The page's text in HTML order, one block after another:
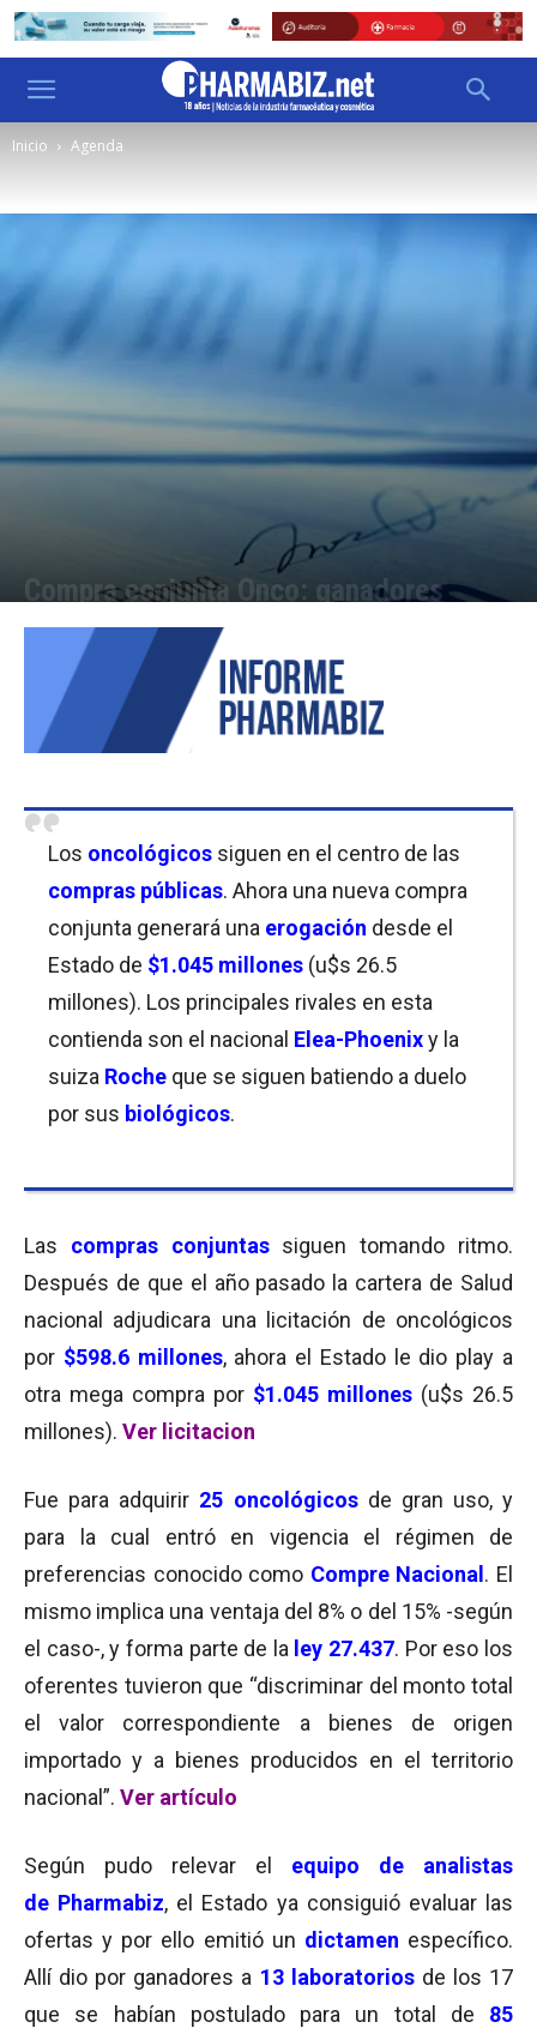
Inicio Agenda
Compra conjunta Onco: ganadores
Por Cristina Kroll / Florencia Costas / Javier Bartolomeo / Cecilia Godoy
18/02/2019 15:15
Los oncológicos siguen en el centro de las
compras públicas. Ahora una nueva compra
conjunta generará una erogación desde el
Estado de $1.045 millones (u$s 26.5
millones). Los principales rivales en esta
contienda son el nacional Elea-Phoenixy la
suiza Roche que se siguen batiendo a duelo
por sus biológicos.
Las compras conjuntassiguen tomando ritmo.
Después de que el año pasado la cartera de Salud
nacional adjudicara una licitación de oncológicos
por $598.6 millones, ahora el Estado le dio play a
otra mega compra por $1.045 millones (u$s 26.5
millones). Ver licitacion
Fue para adquirir 25 oncológicosde gran uso, y
para la cual entró en vigencia el régimen de
preferencias conocido como Compre Nacional . El
mismo implica una ventaja del 8% o del 15% -según
el caso-, y forma parte de la ley 27.437. Por eso los
oferentes tuvieron que “discriminar del monto total
el valor correspondiente a bienes de origen
importado y a bienes producidos en el territorio
nacional”. Ver artículo
Según pudo relevar el equipo de analistas
de Pharmabiz, el Estado ya consiguió evaluar las
ofertas y por ello emitió un dictamen específico.
Allí dio por ganadores a 13 laboratoriosde los 17
que se habían postulado para un total de 85